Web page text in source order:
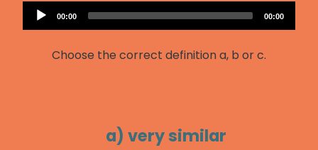
Audio
Player
Current
00:00
Total
00:00
Choose the correct definition a, b or c.
a) very similar